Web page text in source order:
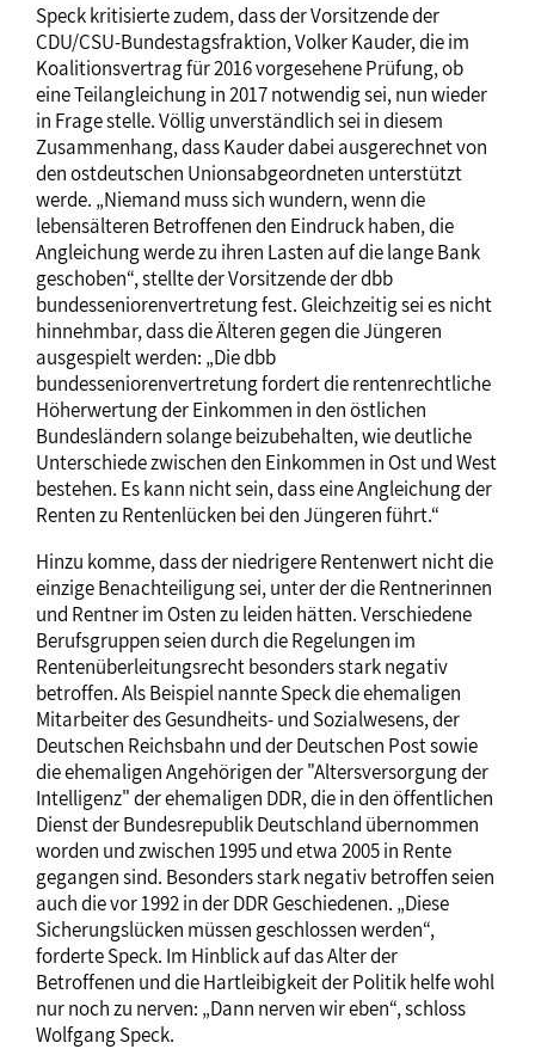
Speck kritisierte zudem, dass der Vorsitzende der
CDU/CSU-Bundestagsfraktion, Volker Kauder, die im
Koalitionsvertrag für 2016 vorgesehene Prüfung, ob
eine Teilangleichung in 2017 notwendig sei, nun wieder
in Frage stelle. Völlig unverständlich sei in diesem
Zusammenhang, dass Kauder dabei ausgerechnet von
den ostdeutschen Unionsabgeordneten unterstützt
werde. „Niemand muss sich wundern, wenn die
lebensälteren Betroffenen den Eindruck haben, die
Angleichung werde zu ihren Lasten auf die lange Bank
geschoben“, stellte der Vorsitzende der dbb
bundesseniorenvertretung fest. Gleichzeitig sei es nicht
hinnehmbar, dass die Älteren gegen die Jüngeren
ausgespielt werden: „Die dbb
bundesseniorenvertretung fordert die rentenrechtliche
Höherwertung der Einkommen in den östlichen
Bundesländern solange beizubehalten, wie deutliche
Unterschiede zwischen den Einkommen in Ost und West
bestehen. Es kann nicht sein, dass eine Angleichung der
Renten zu Rentenlücken bei den Jüngeren führt.“
Hinzu komme, dass der niedrigere Rentenwert nicht die
einzige Benachteiligung sei, unter der die Rentnerinnen
und Rentner im Osten zu leiden hätten. Verschiedene
Berufsgruppen seien durch die Regelungen im
Rentenüberleitungsrecht besonders stark negativ
betroffen. Als Beispiel nannte Speck die ehemaligen
Mitarbeiter des Gesundheits- und Sozialwesens, der
Deutschen Reichsbahn und der Deutschen Post sowie
die ehemaligen Angehörigen der "Altersversorgung der
Intelligenz" der ehemaligen DDR, die in den öffentlichen
Dienst der Bundesrepublik Deutschland übernommen
worden und zwischen 1995 und etwa 2005 in Rente
gegangen sind. Besonders stark negativ betroffen seien
auch die vor 1992 in der DDR Geschiedenen. „Diese
Sicherungslücken müssen geschlossen werden“,
forderte Speck. Im Hinblick auf das Alter der
Betroffenen und die Hartleibigkeit der Politik helfe wohl
nur noch zu nerven: „Dann nerven wir eben“, schloss
Wolfgang Speck.